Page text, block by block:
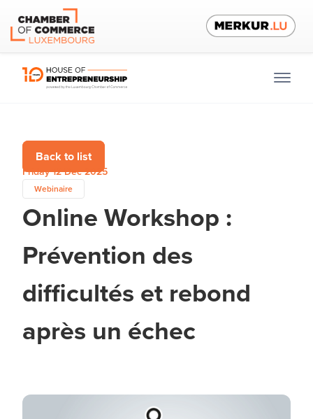
Back to list
Friday 12 Dec 2025
Webinaire
Online Workshop :
Prévention des
difficultés et rebond
après un échec